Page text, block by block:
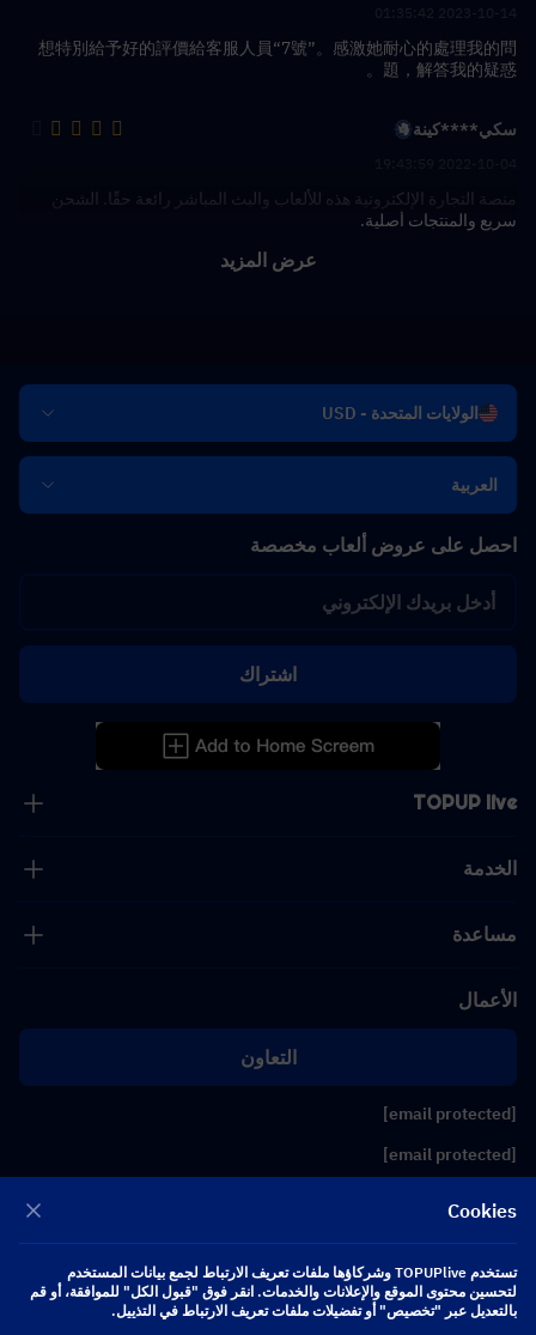
想特別給予好的評價給客服人員“7號”。感激她耐心的處理我的問
題，解答我的疑惑。
سكي****كينة
منصة التجارة الإلكترونية هذه للألعاب والبث المباشر رائعة حقًا. الشحن
سريع والمنتجات أصلية.
عرض المزيد
الولايات المتحدة - USD
العربية
TOPUP live
الخدمة
مساعدة
الأعمال
التعاون
[email protected]
[email protected]
احصل على عروض ألعاب مخصصة
اشتراك
تابعنا
Copyright 2026 SEA WHALE TECHNOLOGY PTE.LTD. All Rights Reserved.
Cookies
تستخدم TOPUPlive وشركاؤها ملفات تعريف الارتباط لجمع بيانات المستخدم
لتحسين محتوى الموقع والإعلانات والخدمات. انقر فوق "قبول الكل" للموافقة، أو قم
بالتعديل عبر "تخصيص" أو تفضيلات ملفات تعريف الارتباط في التذييل.